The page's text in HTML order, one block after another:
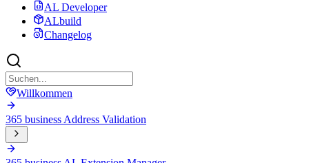
AL Developer
ALbuild
Changelog
Willkommen
365 business Address Validation